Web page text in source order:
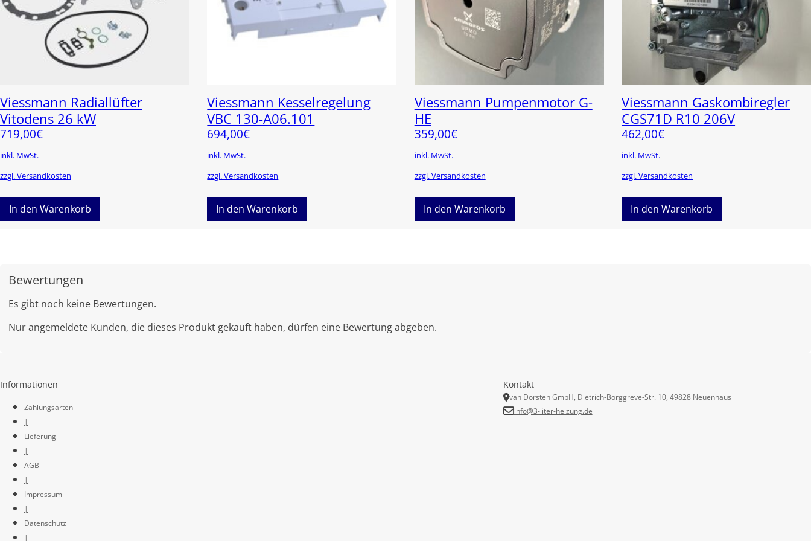
Viessmann Radiallüfter
Vitodens 26 kW
719,00€
inkl. MwSt.
zzgl. Versandkosten
In den Warenkorb
Viessmann Kesselregelung
VBC 130-A06.101
694,00€
inkl. MwSt.
zzgl. Versandkosten
In den Warenkorb
Viessmann Pumpenmotor G-
HE
359,00€
inkl. MwSt.
zzgl. Versandkosten
In den Warenkorb
Viessmann Gaskombiregler
CGS71D R10 206V
462,00€
inkl. MwSt.
zzgl. Versandkosten
In den Warenkorb
Bewertungen
Es gibt noch keine Bewertungen.
Nur angemeldete Kunden, die dieses Produkt gekauft haben, dürfen eine Bewertung abgeben.
Informationen
Zahlungsarten
|
Lieferung
|
AGB
|
Impressum
|
Datenschutz
|
Kontakt
van Dorsten GmbH, Dietrich-Borggreve-Str. 10, 49828 Neuenhaus
info@3-liter-heizung.de